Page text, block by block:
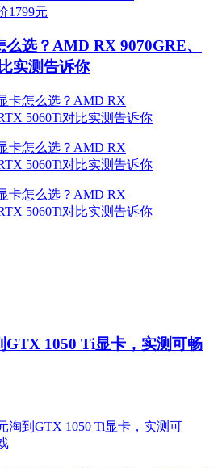
选？AMD RX 9070GRE、
实测告诉你
GTX 1050 Ti显卡，实测可畅